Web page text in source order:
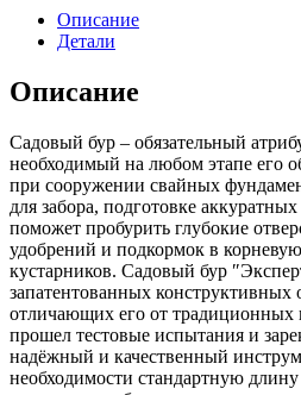
Описание
Детали
Описание
Садовый бур – обязательный
необходимый на любом этапе его
при сооружении свайных
для забора, подготовке
поможет пробурить глубокие
удобрений и подкормок в
кустарников. Садовый бур
запатентованных конструктивных
отличающих его от традиционных
прошел тестовые испытания и
надёжный и качественный
необходимости стандартную